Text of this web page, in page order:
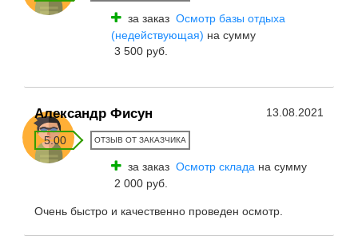
за заказ Осмотр базы отдыха
(недействующая) на сумму
3 500 руб.
Александр Фисун 13.08.2021
5.00 ОТЗЫВ ОТ ЗАКАЗЧИКА
за заказ Осмотр склада на сумму
2 000 руб.
Очень быстро и качественно проведен осмотр.